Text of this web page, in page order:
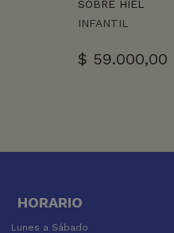
SOBRE HIEL
INFANTIL
$ 59.000,00
HORARIO
Lunes a Sábado